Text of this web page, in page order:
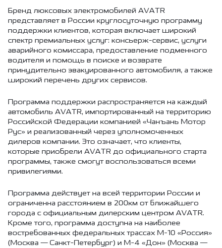
Бренд люксовых электромобилей AVATR
представляет в России круглосуточную программу
поддержки клиентов, которая включает широкий
спектр премиальных услуг: консьерж-сервис, услуги
аварийного комиссара, предоставление подменного
водителя и помощь в поиске и возврате
принудительно эвакуированного автомобиля, а также
широкий перечень других сервисов.
Программа поддержки распространяется на каждый
автомобиль AVATR, импортированный на территорию
Российской Федерации компанией «Чанъань Мотор
Рус» и реализованный через уполномоченных
дилеров компании. Это означает, что клиенты,
которые приобрели AVATR до официального старта
программы, также смогут воспользоваться всеми
привилегиями.
Программа действует на всей территории России и
ограниченна расстоянием в 200км от ближайшего
города с официальным дилерским центром AVATR.
Кроме того, программа доступна на наиболее
востребованных федеральных трассах М-10 «Россия»
(Москва — Санкт-Петербург) и М-4 «Дон» (Москва —